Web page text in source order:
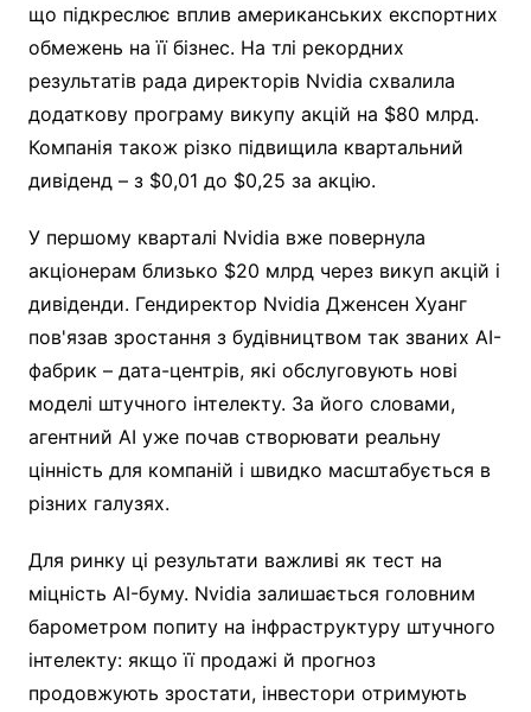
що підкреслює вплив американських експортних
обмежень на її бізнес. На тлі рекордних
результатів рада директорів Nvidia схвалила
додаткову програму викупу акцій на $80 млрд.
Компанія також різко підвищила квартальний
дивіденд – з $0,01 до $0,25 за акцію.
У першому кварталі Nvidia вже повернула
акціонерам близько $20 млрд через викуп акцій і
дивіденди. Гендиректор Nvidia Дженсен Хуанг
пов'язав зростання з будівництвом так званих AI-
фабрик – дата-центрів, які обслуговують нові
моделі штучного інтелекту. За його словами,
агентний AI уже почав створювати реальну
цінність для компаній і швидко масштабується в
різних галузях.
Для ринку ці результати важливі як тест на
міцність AI-буму. Nvidia залишається головним
барометром попиту на інфраструктуру штучного
інтелекту: якщо її продажі й прогноз
продовжують зростати, інвестори отримують